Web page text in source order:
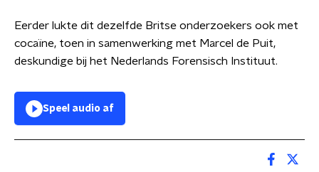
Eerder lukte dit dezelfde Britse onderzoekers ook met
cocaïne, toen in samenwerking met Marcel de Puit,
deskundige bij het Nederlands Forensisch Instituut.
Speel audio af